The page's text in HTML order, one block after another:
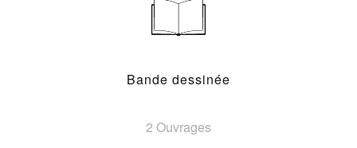
Bande dessinée
2 Ouvrages